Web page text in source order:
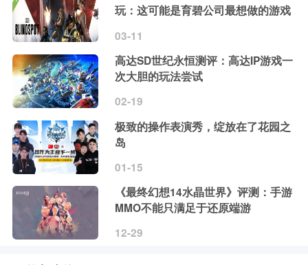
玩：这可能是育碧公司最想做的游戏
03-11
高达SD世纪永恒测评：高达IP游戏一
次大胆的玩法尝试
02-19
极致的操作表演秀，绽放在了花园之
岛
01-15
《最终幻想14水晶世界》评测：手游
MMO不能只满足于还原端游
12-29